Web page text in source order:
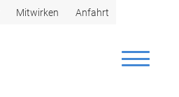
Mitwirken Anfahrt